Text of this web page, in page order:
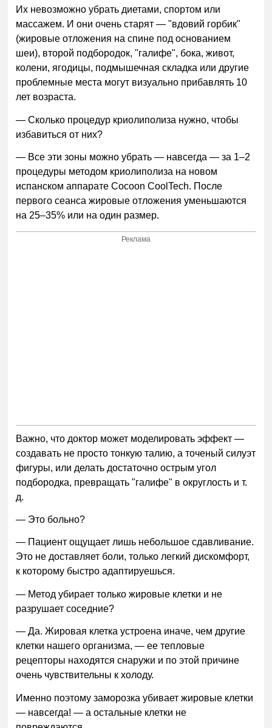
Их невозможно убрать диетами, спортом или
массажем. И они очень старят — "вдовий горбик"
(жировые отложения на спине под основанием
шеи), второй подбородок, "галифе", бока, живот,
колени, ягодицы, подмышечная складка или другие
проблемные места могут визуально прибавлять 10
лет возраста.
— Сколько процедур криолиполиза нужно, чтобы
избавиться от них?
— Все эти зоны можно убрать — навсегда — за 1–2
процедуры методом криолиполиза на новом
испанском аппарате Cocoon CoolTech. После
первого сеанса жировые отложения уменьшаются
на 25–35% или на один размер.
Реклама
Важно, что доктор может моделировать эффект —
создавать не просто тонкую талию, а точеный силуэт
фигуры, или делать достаточно острым угол
подбородка, превращать "галифе" в округлость и т.
д.
— Это больно?
— Пациент ощущает лишь небольшое сдавливание.
Это не доставляет боли, только легкий дискомфорт,
к которому быстро адаптируешься.
— Метод убирает только жировые клетки и не
разрушает соседние?
— Да. Жировая клетка устроена иначе, чем другие
клетки нашего организма, — ее тепловые
рецепторы находятся снаружи и по этой причине
очень чувствительны к холоду.
Именно поэтому заморозка убивает жировые клетки
— навсегда! — а остальные клетки не